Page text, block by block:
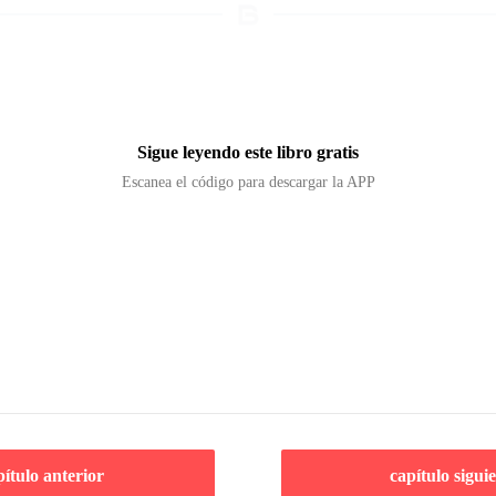
Sigue leyendo este libro gratis
Escanea el código para descargar la APP
anterior capítulo